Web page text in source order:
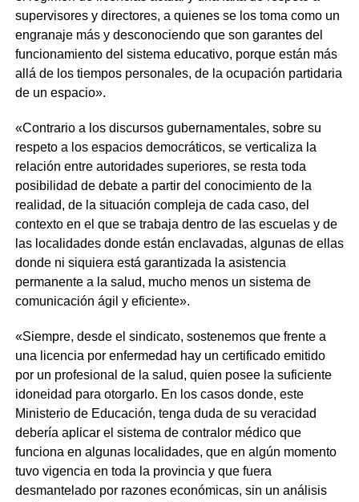
supervisores y directores, a quienes se los toma como un
engranaje más y desconociendo que son garantes del
funcionamiento del sistema educativo, porque están más
allá de los tiempos personales, de la ocupación partidaria
de un espacio».
«Contrario a los discursos gubernamentales, sobre su
respeto a los espacios democráticos, se verticaliza la
relación entre autoridades superiores, se resta toda
posibilidad de debate a partir del conocimiento de la
realidad, de la situación compleja de cada caso, del
contexto en el que se trabaja dentro de las escuelas y de
las localidades donde están enclavadas, algunas de ellas
donde ni siquiera está garantizada la asistencia
permanente a la salud, mucho menos un sistema de
comunicación ágil y eficiente».
«Siempre, desde el sindicato, sostenemos que frente a
una licencia por enfermedad hay un certificado emitido
por un profesional de la salud, quien posee la suficiente
idoneidad para otorgarlo. En los casos donde, este
Ministerio de Educación, tenga duda de su veracidad
debería aplicar el sistema de contralor médico que
funciona en algunas localidades, que en algún momento
tuvo vigencia en toda la provincia y que fuera
desmantelado por razones económicas, sin un análisis